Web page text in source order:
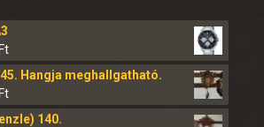
Ft
Hangja meghallgatható.
Ft
140.